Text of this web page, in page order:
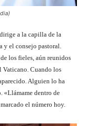
a la capilla de la
y el consejo pastoral.
los fieles, aún reunidos
Vaticano. Cuando los
Alguien lo ha
«Llámame dentro de
el número hoy.